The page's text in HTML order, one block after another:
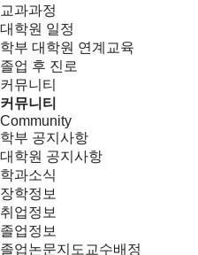
교과과정
대학원 일정
학부 대학원 연계교육
졸업 후 진로
커뮤니티
커뮤니티
Community
학부 공지사항
대학원 공지사항
학과소식
장학정보
취업정보
졸업정보
졸업논문지도교수배정